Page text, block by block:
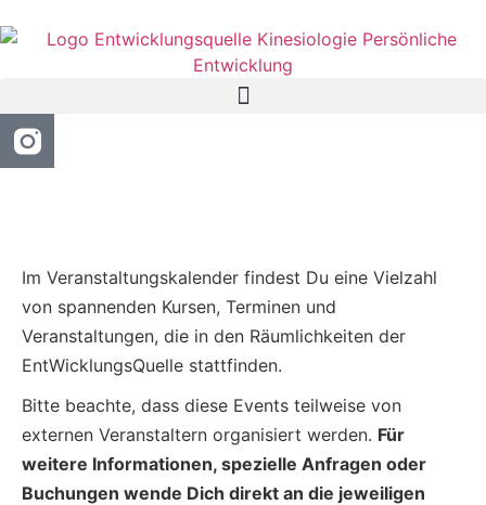
Im Veranstaltungskalender findest Du eine Vielzahl
von spannenden Kursen, Terminen und
Veranstaltungen, die in den Räumlichkeiten der
EntWicklungsQuelle stattfinden.
Bitte beachte, dass diese Events teilweise von
externen Veranstaltern organisiert werden. Für
weitere Informationen, spezielle Anfragen oder
Buchungen wende Dich direkt an die jeweiligen